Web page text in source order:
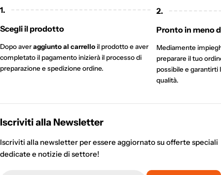
1.
Scegli il prodotto
Dopo averaggiunto al carrello il prodotto e aver
completato il pagamento inizierà il processo di
preparazione e spedizione ordine.
2.
Pronto in meno
Mediamente
preparare il tuo
possibile e garantirti
qualità.
Iscriviti alla Newsletter
Iscriviti alla newsletter per essere aggiornato su offerte speciali
dedicate e notizie di settore!